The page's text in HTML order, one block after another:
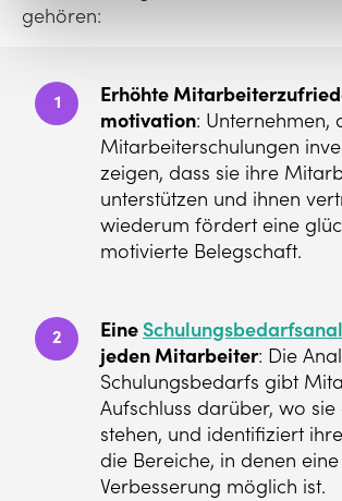
gehören:
1
Erhöhte
motivation: Unternehmen,
Mitarbeiterschulungen
zeigen, dass sie ihre
unterstützen und ihnen
wiederum fördert eine
motivierte Belegschaft.
2 Eine
jeden Mitarbeiter: Die
Schulungsbedarfs gibt
Aufschluss darüber, wo sie
stehen, und identifiziert
die Bereiche, in denen eine
Verbesserung möglich ist.